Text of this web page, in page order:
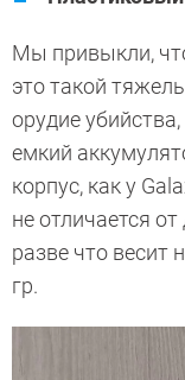
Мы привыкли,
это такой
орудие
емкий
корпус, как у
не отличается
разве что весит
гр.